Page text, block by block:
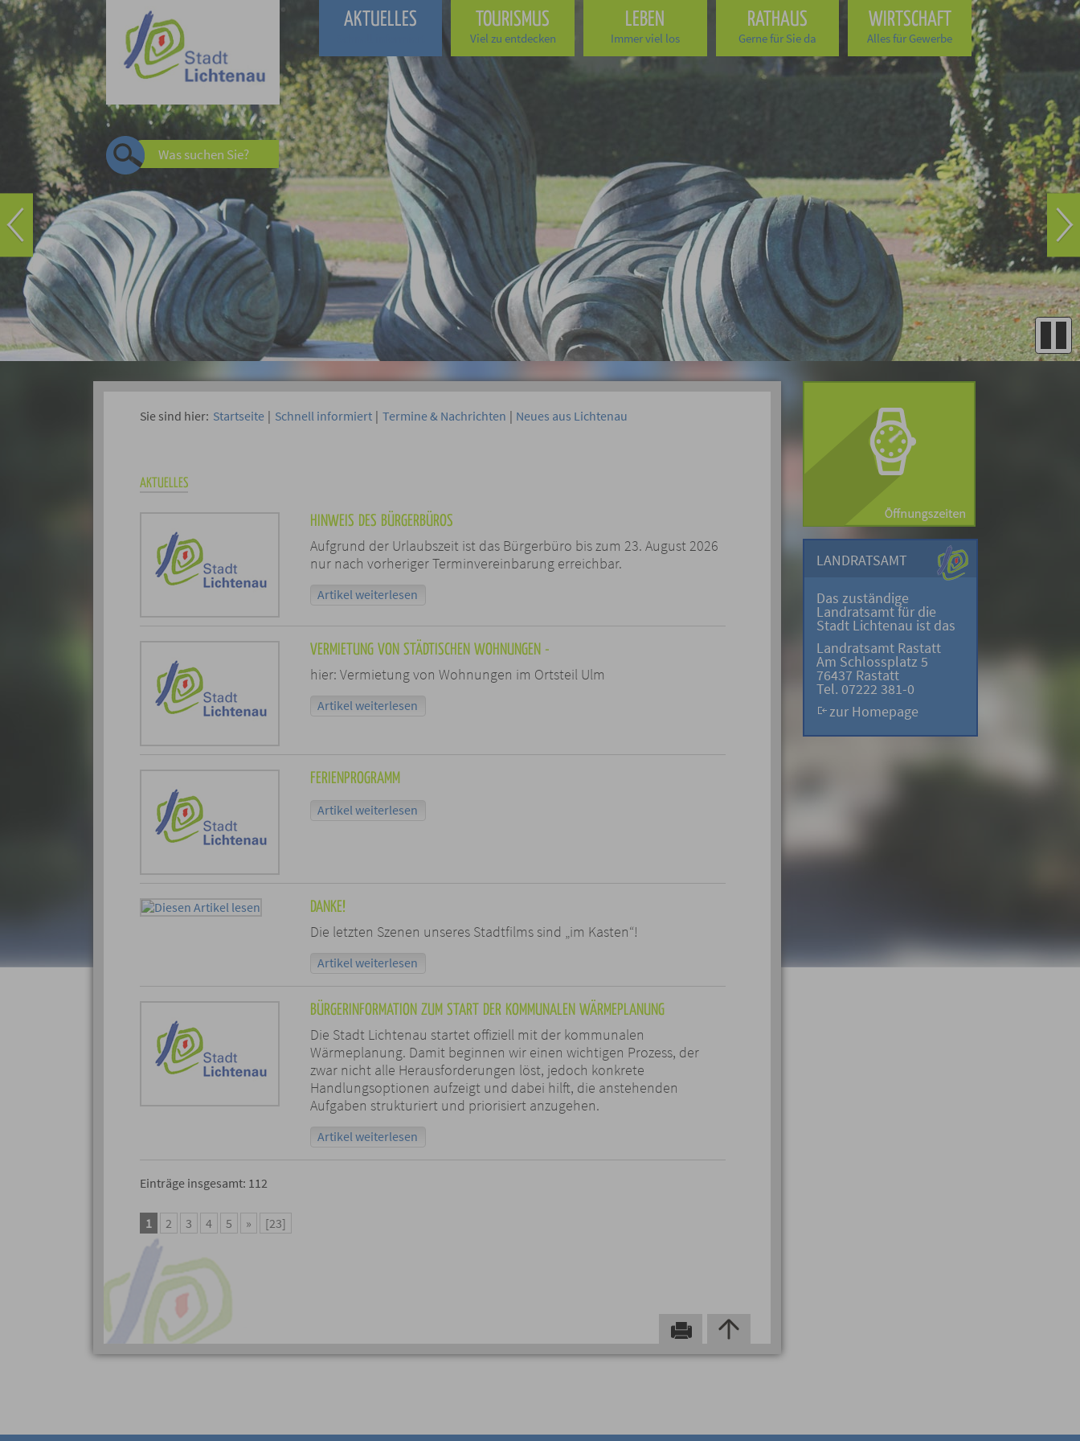
Was suchen Sie?
AKTUELLES TOURISMUS
Viel zu entdecken
LEBEN
Immer viel los
RATHAUS
Gerne für Sie da
WIRTSCHAFT
Alles für Gewerbe
Sie sind hier: Startseite | Schnell informiert | Termine & Nachrichten | Neues aus Lichtenau
AKTUELLES
HINWEIS DES BÜRGERBÜROS
Aufgrund der Urlaubszeit ist das Bürgerbüro bis zum 23. August 2026
nur nach vorheriger Terminvereinbarung erreichbar.
Artikel weiterlesen
VERMIETUNG VON STÄDTISCHEN WOHNUNGEN -
hier: Vermietung von Wohnungen im Ortsteil Ulm
Artikel weiterlesen
FERIENPROGRAMM
Artikel weiterlesen
DANKE!
Die letzten Szenen unseres Stadtfilms sind „im Kasten“!
Artikel weiterlesen
BÜRGERINFORMATION ZUM START DER KOMMUNALEN WÄRMEPLANUNG
Die Stadt Lichtenau startet offiziell mit der kommunalen
Wärmeplanung. Damit beginnen wir einen wichtigen Prozess, der
zwar nicht alle Herausforderungen löst, jedoch konkrete
Handlungsoptionen aufzeigt und dabei hilft, die anstehenden
Aufgaben strukturiert und priorisiert anzugehen.
Artikel weiterlesen
Einträge insgesamt: 112
1 2 3 4 5 » [23]
LANDRATSAMT
Das zuständige
Landratsamt für die
Stadt Lichtenau ist das
Landratsamt Rastatt
Am Schlossplatz 5
76437 Rastatt
Tel. 07222 381-0
zur Homepage